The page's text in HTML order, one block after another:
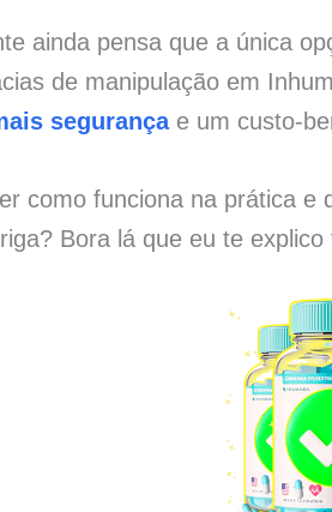
ainda pensa que a única
de manipulação em
segurançae um custo-
como funciona na prática e
Bora lá que eu te explico